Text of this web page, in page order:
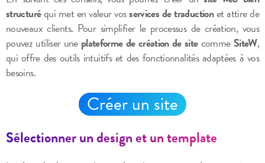
structuréqui met en valeur vosservices de traductionet attire de
nouveaux clients. Pour simplifier le processus de création, vous
pouvez utiliser une plateforme de création de sitecomme SiteW,
qui offre des outils intuitifs et des fonctionnalités adaptées à vos
besoins.
Créer un site
Sélectionner un design et un template